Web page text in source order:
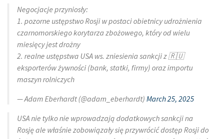
Negocjacje przyniosły:
1. pozorne ustępstwo Rosji w postaci obietnicy udrożnienia
czarnomorskiego korytarza zbożowego, który od wielu
miesięcy jest drożny
2. realne ustępstwa USA ws. zniesienia sankcji z 🇷🇺
eksporterów żywności (bank, statki, firmy) oraz importu
maszyn rolniczych
— Adam Eberhardt (@adam_eberhardt) March 25, 2025
USA nie tylko nie wprowadzają dodatkowych sankcji na
Rosję ale właśnie zobowiązały się przywrócić dostęp Rosji do